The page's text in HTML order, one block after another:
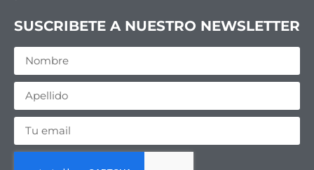
SUSCRIBETE A NUESTRO NEWSLETTER